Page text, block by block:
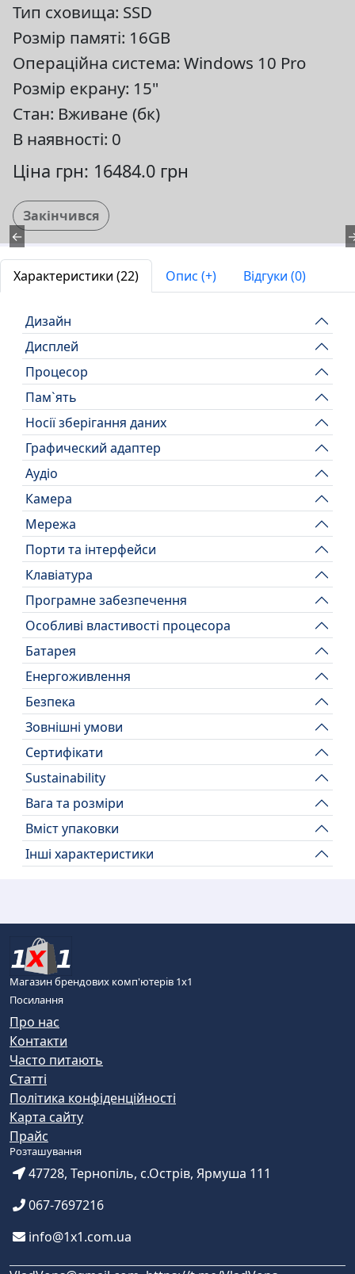
←
Тип сховища: SSD
Розмір памяті: 16GB
Операційна система: Windows 10 Pro
Розмір екрану: 15"
Стан: Вживане (бк)
В наявності: 0
Ціна грн: 16484.0 грн
Закінчився
Характеристики (22) Опис (+) Відгуки (0)
Дизайн
Дисплей
Процесор
Пам`ять
Носії зберігання даних
Графический адаптер
Аудіо
Камера
Мережа
Порти та інтерфейси
Клавіатура
Програмне забезпечення
Особливі властивості процесора
Батарея
Енергоживлення
Безпека
Зовнішні умови
Сертифікати
Sustainability
Вага та розміри
Вміст упаковки
Інші характеристики
Магазин брендових комп'ютерів 1х1
Посилання
Про нас
Контакти
Часто питають
Статті
Політика конфіденційності
Карта сайту
Прайс
Розташування
47728, Тернопіль, с.Острів, Ярмуша 111
067-7697216
info@1x1.com.ua